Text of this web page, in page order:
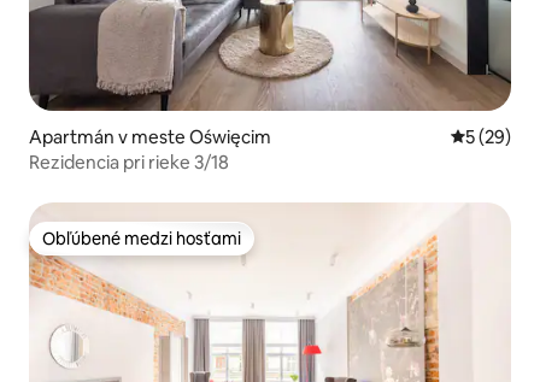
Apartmán v meste Oświęcim
5 (29)
Rezidencia pri rieke 3/18
Obľúbené medzi hosťami
Obľúbené medzi hosťami